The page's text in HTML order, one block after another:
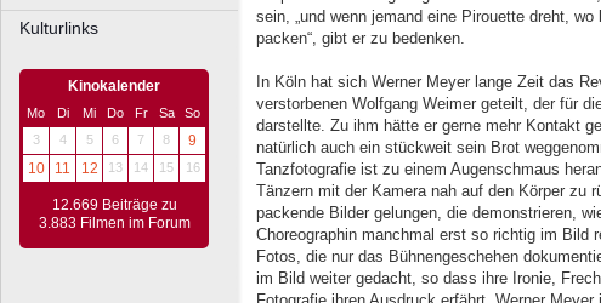
Kulturlinks
Kinokalender
Mo Di Mi Do Fr Sa
So
3
4 5 6 7 8
9
10
11 12 13 14 15 16
12.669 Beiträge zu
3.883 Filmen im Forum
sein, „und wenn jemand eine Pirouette dreht,
packen“, gibt er zu bedenken.
In Köln hat sich Werner Meyer lange Zeit das
verstorbenen Wolfgang Weimer geteilt, der für
darstellte. Zu ihm hätte er gerne mehr Kontakt
natürlich auch ein stückweit sein Brot
Tanzfotografie ist zu einem Augenschmaus
Tänzern mit der Kamera nah auf den Körper zu
packende Bilder gelungen, die demonstrieren,
Choreographin manchmal erst so richtig im Bild
Fotos, die nur das Bühnengeschehen
im Bild weiter gedacht, so dass ihre Ironie,